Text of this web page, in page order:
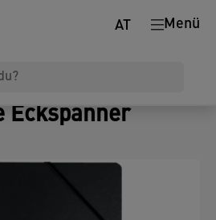
Menü
AT
Eckspanner